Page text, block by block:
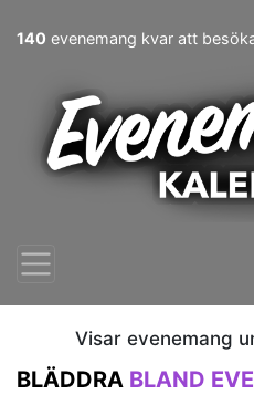
140 evenemang kvar att
Visar evenemang
BLÄDDRA BLAND